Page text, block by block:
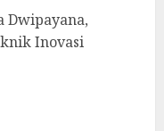
Dwipayana,
Inovasi